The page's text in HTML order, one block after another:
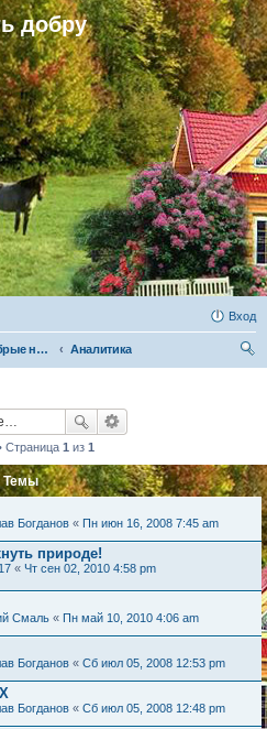
добру
Вход
Хорошие, добрые новости и их распространение в обществе
Аналитика
Страница 1 из 1
Темы
Богданов « Пн июн 16, 2008 7:45 am
природе!
« Чт сен 02, 2010 4:58 pm
Смаль « Пн май 10, 2010 4:06 am
Богданов « Сб июл 05, 2008 12:53 pm
Богданов « Сб июл 05, 2008 12:48 pm